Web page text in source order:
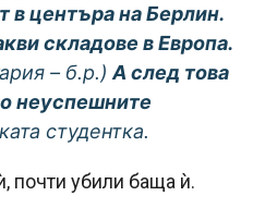
в центъра на Берлин.
складове в Европа.
– б.р.) А след това
неуспешните
студентка.
почти убили баща ѝ.